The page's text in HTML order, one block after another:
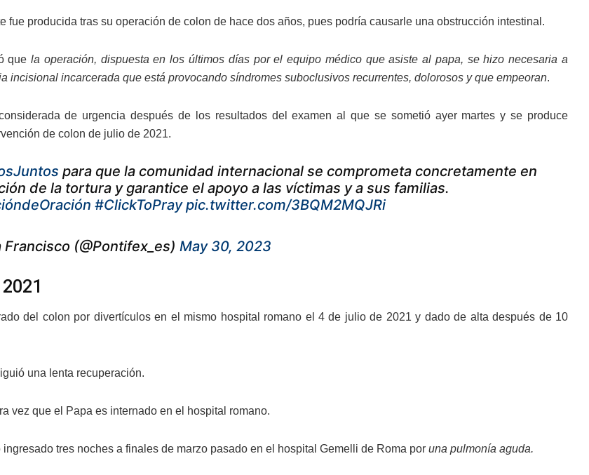
fue producida tras su operación de colon de hace dos años, pues podría causarle una obstrucción intestinal.
quela operación, dispuesta en los últimos días por el equipo médico que asiste al papa, se hizo necesaria a
incisional incarcerada que está provocando síndromes suboclusivos recurrentes, dolorosos y que empeoran.
de urgencia después de los resultados del examen al que se sometió ayer martes y se produce
de colon de julio de 2021.
para que la comunidad internacional se comprometa concretamente en
de la tortura y garantice el apoyo a las víctimas y a sus familias.
#ClickToPray pic.twitter.com/3BQM2MQJRi
(@Pontifex_es) May 30, 2023
del colon por divertículos en el mismo hospital romano el 4 de julio de 2021 y dado de alta después de 10
una lenta recuperación.
vez que el Papa es internado en el hospital romano.
tres noches a finales de marzo pasado en el hospital Gemelli de Roma por una pulmonía aguda.